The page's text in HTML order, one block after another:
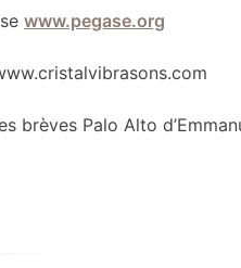
www.pegase.org
brèves Palo Alto